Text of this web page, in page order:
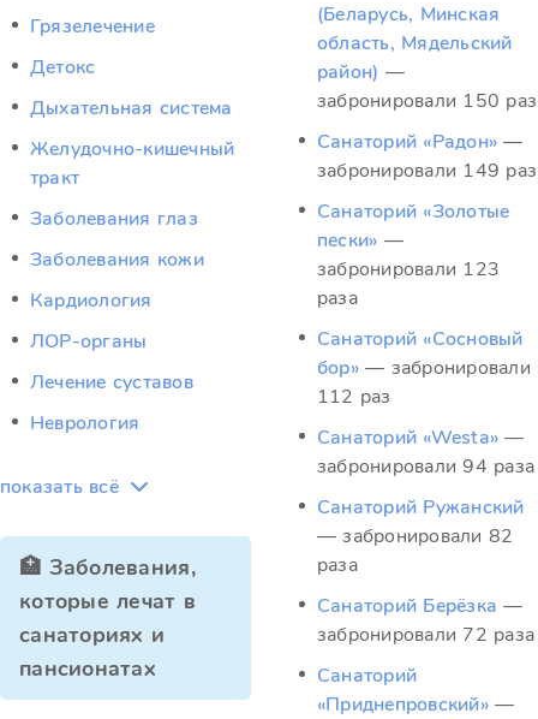
Грязелечение
Детокс
Дыхательная система
Желудочно-кишечный
тракт
Заболевания глаз
Заболевания кожи
Кардиология
ЛОР-органы
Лечение суставов
Неврология
показать всё
🏥 Заболевания,
которые лечат в
санаториях и
пансионатах
(Беларусь, Минская
область, Мядельский
район) —
забронировали 150 раз
Санаторий «Радон» —
забронировали 149 раз
Санаторий «Золотые
пески» —
забронировали 123
раза
Санаторий «Сосновый
бор» — забронировали
112 раз
Санаторий «Westa» —
забронировали 94 раза
Санаторий Ружанский
— забронировали 82
раза
Санаторий Берёзка —
забронировали 72 раза
Санаторий
«Приднепровский» —